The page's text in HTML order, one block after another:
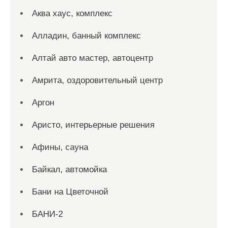
Аква хаус, комплекс
Алладин, банный комплекс
Алтай авто мастер, автоцентр
Амрита, оздоровительный центр
Аргон
Аристо, интерьерные решения
Афины, сауна
Байкал, автомойка
Бани на Цветочной
БАНИ-2